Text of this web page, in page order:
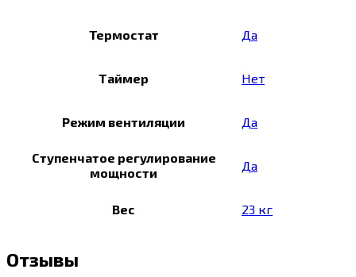
Термостат Да
Таймер Нет
Режим вентиляции Да
Ступенчатое регулирование
мощности
Да
Вес 23 кг
Отзывы